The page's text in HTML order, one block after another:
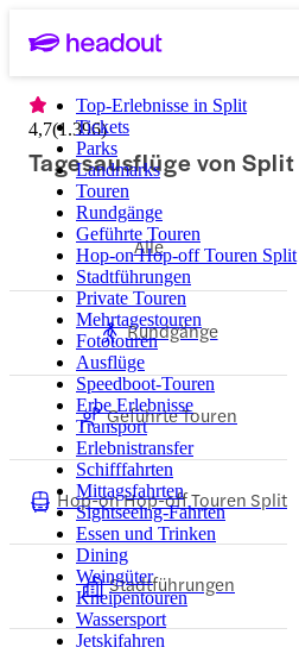
Top-Erlebnisse in Split
Tickets
Parks
Landmarks
Touren
Rundgänge
Geführte Touren
Hop-on Hop-off Touren Split
Stadtführungen
Private Touren
Mehrtagestouren
Fototouren
Ausflüge
Speedboot-Touren
Erbe Erlebnisse
Transport
Erlebnistransfer
Schifffahrten
Mittagsfahrten
Sightseeing-Fahrten
Essen und Trinken
Dining
Weingüter
Kneipentouren
Wassersport
Jetskifahren
4,7(1.396)
Tagesausflüge von Split
Alle
Rundgänge
Geführte Touren
Hop-on Hop-off Touren Split
Stadtführungen